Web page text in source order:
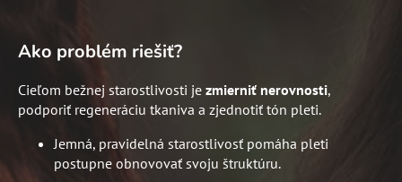
Ako problém riešiť?
Cieľom bežnej starostlivosti je zmierniť nerovnosti,
podporiť regeneráciu tkaniva a zjednotiť tón pleti.
Jemná, pravidelná starostlivosť pomáha pleti
postupne obnovovať svoju štruktúru.